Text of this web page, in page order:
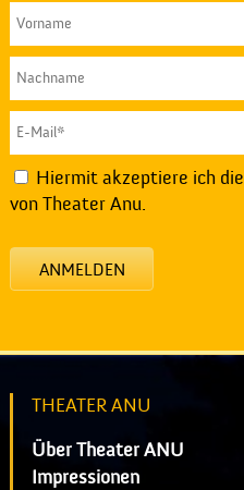
Hiermit akzeptiere ich die
von Theater Anu.
ANMELDEN
THEATER ANU
Über Theater ANU
Impressionen